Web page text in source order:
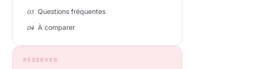
Questions fréquentes
À comparer
RÉSERVER